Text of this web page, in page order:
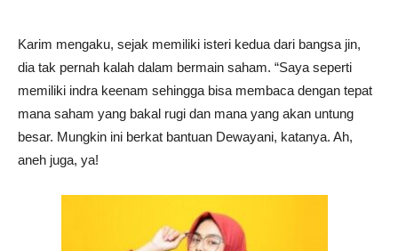
Karim mengaku, sejak memiliki isteri kedua dari bangsa jin,
dia tak pernah kalah dalam bermain saham. “Saya seperti
memiliki indra keenam sehingga bisa membaca dengan tepat
mana saham yang bakal rugi dan mana yang akan untung
besar. Mungkin ini berkat bantuan Dewayani, katanya. Ah,
aneh juga, ya!